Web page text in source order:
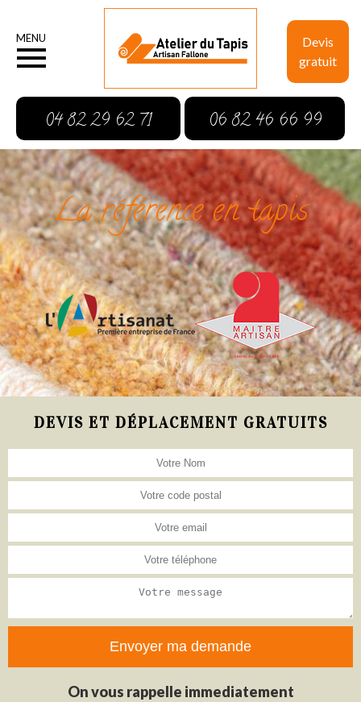
Devis
gratuit
MENU
04 82 29 62 71 06 82 46 66 99
La référence en tapis
DEVIS ET DÉPLACEMENT GRATUITS
On vous rappelle immediatement